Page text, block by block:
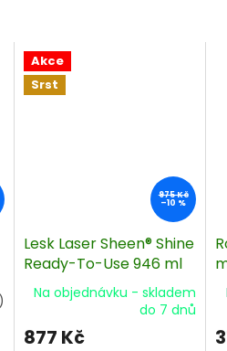
Akce
Srst
975 Kč
–10 %
Lesk Laser Sheen® Shine
Ready-To-Use 946 ml
Na objednávku - skladem
do 7 dnů
877 Kč